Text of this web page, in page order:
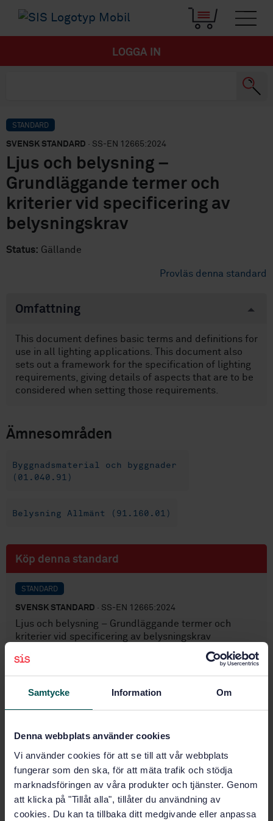
Samtycke Information Om
Denna webbplats använder cookies
Vi använder cookies för att se till att vår webbplats
fungerar som den ska, för att mäta trafik och stödja
marknadsföringen av våra produkter och tjänster. Genom
att klicka på "Tillåt alla", tillåter du användning av
cookies. Du kan ta tillbaka ditt medgivande eller anpassa
LOGGA IN
STANDARD
SVENSK STANDARD · SS-EN 12665:2024
Ljus och belysning –
Grundläggande termer och
kriterier vid specificering av
belysningskrav
Status: Gällande
Provläs denna standard
Omfattning
This document defines basic terms and definitions for
use in all lighting applications. This document also
sets out a framework for the specification of lighting
requirements, giving details of aspects that are to be
considered when setting those requirements.
Ämnesområden
Byggnadsmaterial och byggnader
(01.040.91)
Belysning Allmänt (91.160.01)
Köp denna standard
STANDARD
SVENSK STANDARD · SS-EN 12665:2024
Ljus och belysning – Grundläggande termer och
kriterier vid specificering av belysningskrav
Prenumerera på standarden - Läs mer
1 737 SEK
Lägg i varukorgen
Fler alternativ
Produktinformation